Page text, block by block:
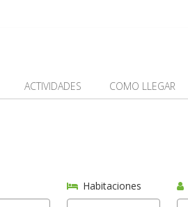
ACTIVIDADES COMO LLEGAR
Habitaciones